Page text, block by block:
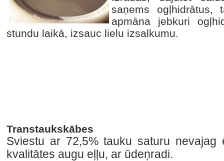
saņems
apmāna jebkuri
stundu laikā, izsauc lielu izsalkumu.
Transtaukskābes
Sviestu ar 72,5% tauku saturu
kvalitātes augu eļļu, ar ūdeņradi.